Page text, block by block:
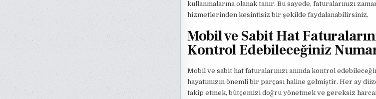
kullanmalarına olanak tanır. Bu sayede, faturalarınızı
hizmetlerinden kesintisiz bir şekilde faydalanabilirsiniz.
Mobil ve Sabit Hat
Kontrol Edebileceğiniz
Mobil ve sabit hat faturalarınızı anında kontrol
hayatımızın önemli bir parçası haline gelmiştir. Her ay
takip etmek, bütçemizi doğru yönetmek ve gereksiz